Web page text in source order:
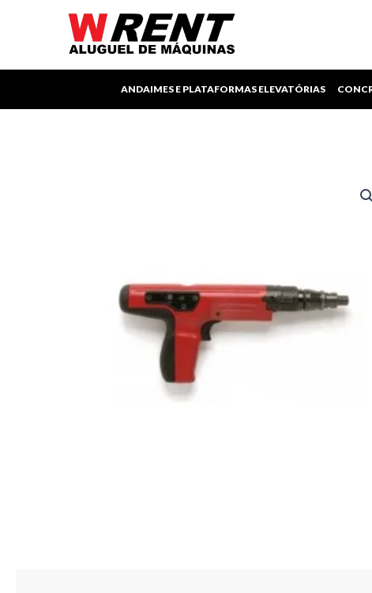
conteúdo
ANDAIMES E PLATAFORMAS ELEVATÓRIAS